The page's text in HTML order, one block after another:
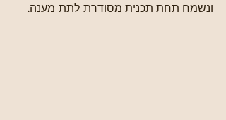
ונשמח תחת תכנית מסודרת לתת מענה.